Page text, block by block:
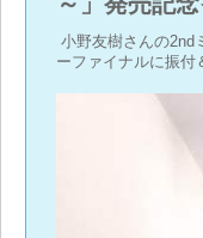
小野友樹さんの2nd
ーファイナルに振付